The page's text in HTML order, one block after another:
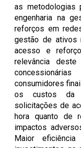
as metodologias
engenharia na
reforços em
gestão de ativos
acesso e
relevância
consumidores
os custos da
solicitações de
hora quanto de
impactos
Maior